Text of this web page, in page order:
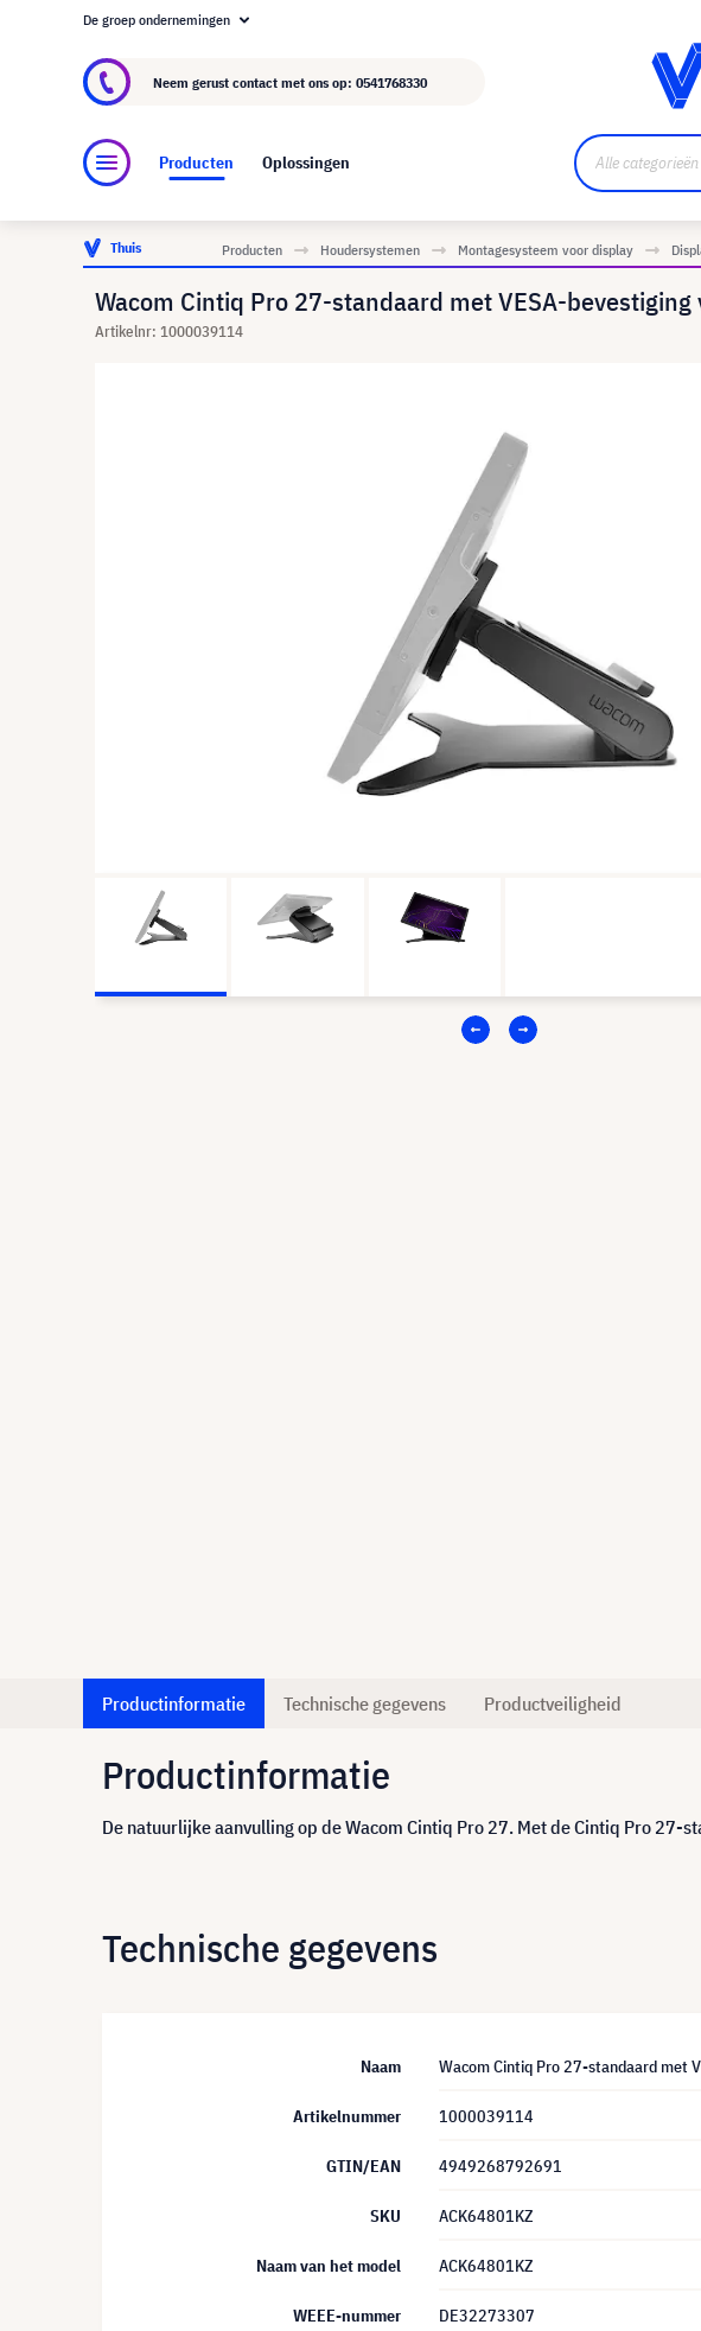
Over visunext.nl
De groep ondernemingen
Neem gerust contact met ons op: 0541768330
Producten Oplossingen
Thuis Producten Houdersystemen Montagesysteem voor display
Wacom Cintiq Pro 27-standaard met VESA-
Artikelnr: 1000039114
Productinformatie Technische gegevens Productveiligheid
Productinformatie
De natuurlijke aanvulling op de Wacom Cintiq Pro 27. Met de Cintiq Pro
Technische gegevens
Naam Wacom Cintiq Pro 27-standaard met
Artikelnummer 1000039114
GTIN/EAN 4949268792691
SKU ACK64801KZ
Naam van het model ACK64801KZ
WEEE-nummer DE32273307